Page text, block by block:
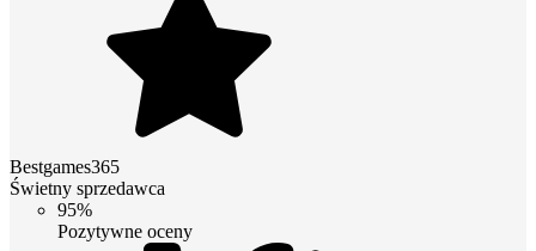
Bestgames365
Świetny sprzedawca
95%
Pozytywne oceny